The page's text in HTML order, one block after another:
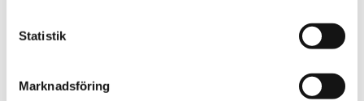
Statistik
Marknadsföringenligt SIS 056812-T3C